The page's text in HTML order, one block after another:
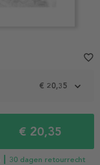
€ 20,35
€ 20,35
┃ 30 dagen retourrecht
favorite_border